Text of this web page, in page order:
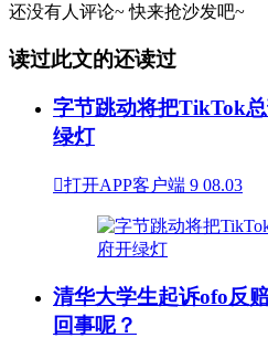
还没有人评论~ 快来抢沙发吧~
读过此文的还读过
字节跳动将把TikTok
绿灯
打开APP客户端 9 08.03
清华大学生起诉ofo反
回事呢？